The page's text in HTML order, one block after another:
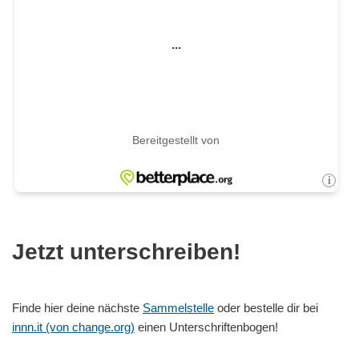
Jetzt unterschreiben!
Finde hier deine nächste Sammelstelle oder bestelle dir bei
innn.it (von change.org) einen Unterschriftenbogen!